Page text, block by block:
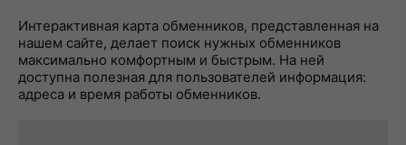
Интерактивная карта обменников, представленная на
нашем сайте, делает поиск нужных обменников
максимально комфортным и быстрым. На ней
доступна полезная для пользователей информация:
адреса и время работы обменников.